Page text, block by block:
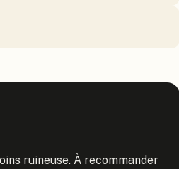
ruineuse. À recommander